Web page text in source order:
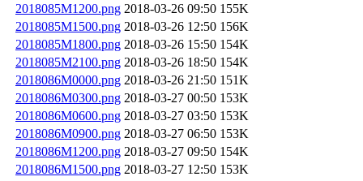
2018085M1200.png 2018-03-26 09:50 155K
2018085M1500.png 2018-03-26 12:50 156K
2018085M1800.png 2018-03-26 15:50 154K
2018085M2100.png 2018-03-26 18:50 154K
2018086M0000.png 2018-03-26 21:50 151K
2018086M0300.png 2018-03-27 00:50 153K
2018086M0600.png 2018-03-27 03:50 153K
2018086M0900.png 2018-03-27 06:50 153K
2018086M1200.png 2018-03-27 09:50 154K
2018086M1500.png 2018-03-27 12:50 153K